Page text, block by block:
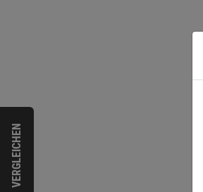
VERGLEICHEN